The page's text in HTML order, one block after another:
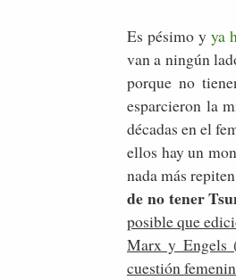
Es pésimo yya
van a ningún
porque no
esparcieron la
décadas en el
ellos hay un
nada más
de no tener
posible que
Marx y Engels
cuestión